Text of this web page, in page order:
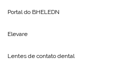
Portal do BHELEDN
Elevare
Lentes de contato dental